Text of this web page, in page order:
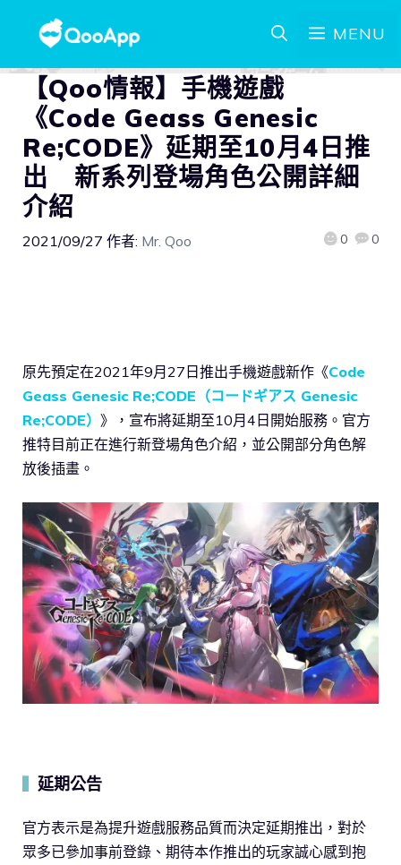
MENU
【Qoo情報】手機遊戲
《Code Geass Genesic
Re;CODE》延期至10月4日推
出 新系列登場角色公開詳細
介紹
2021/09/27 作者: Mr. Qoo 0 0
原先預定在2021年9月27日推出手機遊戲新作《Code
Geass Genesic Re;CODE（コードギアス Genesic
Re;CODE） 》，宣布將延期至10月4日開始服務。官方
推特目前正在進行新登場角色介紹，並公開部分角色解
放後插畫。
延期公告
官方表示是為提升遊戲服務品質而決定延期推出，對於
眾多已參加事前登錄、期待本作推出的玩家誠心感到抱